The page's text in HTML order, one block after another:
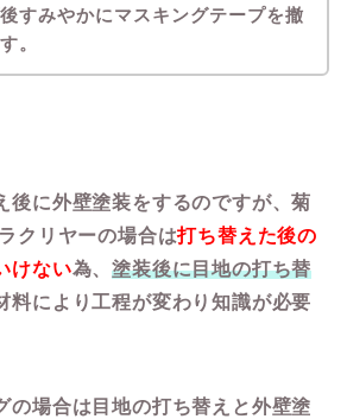
すみやかにマスキングテープを撤
。
後に外壁塗装をするのですが、菊
クリヤーの場合は打ち替えた後の
けない為、塗装後に目地の打ち替
料により工程が変わり知識が必要
の場合は目地の打ち替えと外壁塗